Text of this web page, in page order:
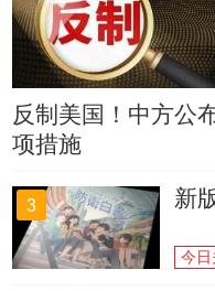
反制美国！中方公
项措施
3 新
今日